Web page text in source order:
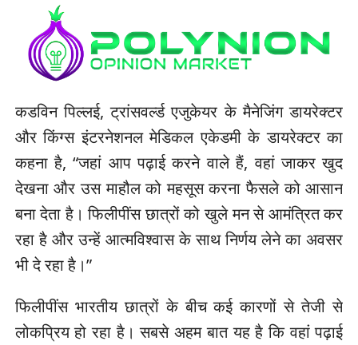
कडविन पिल्लई, ट्रांसवर्ल्ड एजुकेयर के मैनेजिंग डायरेक्टर
और किंग्स इंटरनेशनल मेडिकल एकेडमी के डायरेक्टर का
कहना है, “जहां आप पढ़ाई करने वाले हैं, वहां जाकर खुद
देखना और उस माहौल को महसूस करना फैसले को आसान
बना देता है। फिलीपींस छात्रों को खुले मन से आमंत्रित कर
रहा है और उन्हें आत्मविश्वास के साथ निर्णय लेने का अवसर
भी दे रहा है।”
फिलीपींस भारतीय छात्रों के बीच कई कारणों से तेजी से
लोकप्रिय हो रहा है। सबसे अहम बात यह है कि वहां पढ़ाई